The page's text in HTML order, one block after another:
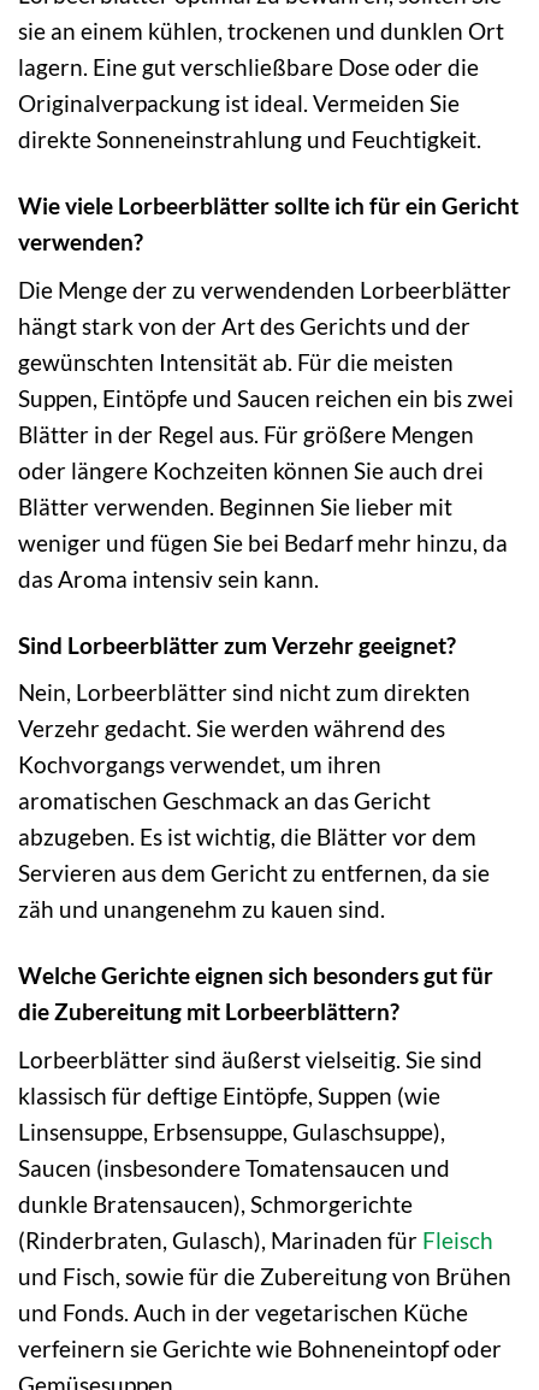
sie an einem kühlen, trockenen und dunklen Ort
lagern. Eine gut verschließbare Dose oder die
Originalverpackung ist ideal. Vermeiden Sie
direkte Sonneneinstrahlung und Feuchtigkeit.
Wie viele Lorbeerblätter sollte ich für ein Gericht
verwenden?
Die Menge der zu verwendenden Lorbeerblätter
hängt stark von der Art des Gerichts und der
gewünschten Intensität ab. Für die meisten
Suppen, Eintöpfe und Saucen reichen ein bis zwei
Blätter in der Regel aus. Für größere Mengen
oder längere Kochzeiten können Sie auch drei
Blätter verwenden. Beginnen Sie lieber mit
weniger und fügen Sie bei Bedarf mehr hinzu, da
das Aroma intensiv sein kann.
Sind Lorbeerblätter zum Verzehr geeignet?
Nein, Lorbeerblätter sind nicht zum direkten
Verzehr gedacht. Sie werden während des
Kochvorgangs verwendet, um ihren
aromatischen Geschmack an das Gericht
abzugeben. Es ist wichtig, die Blätter vor dem
Servieren aus dem Gericht zu entfernen, da sie
zäh und unangenehm zu kauen sind.
Welche Gerichte eignen sich besonders gut für
die Zubereitung mit Lorbeerblättern?
Lorbeerblätter sind äußerst vielseitig. Sie sind
klassisch für deftige Eintöpfe, Suppen (wie
Linsensuppe, Erbsensuppe, Gulaschsuppe),
Saucen (insbesondere Tomatensaucen und
dunkle Bratensaucen), Schmorgerichte
(Rinderbraten, Gulasch), Marinaden für Fleisch
und Fisch, sowie für die Zubereitung von Brühen
und Fonds. Auch in der vegetarischen Küche
verfeinern sie Gerichte wie Bohneneintopf oder
Gemüsesuppen.